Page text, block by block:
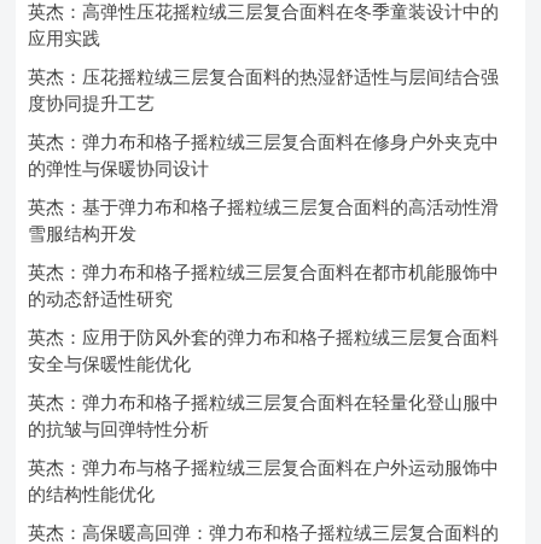
英杰：高弹性压花摇粒绒三层复合面料在冬季童装设计中的
应用实践
英杰：压花摇粒绒三层复合面料的热湿舒适性与层间结合强
度协同提升工艺
英杰：弹力布和格子摇粒绒三层复合面料在修身户外夹克中
的弹性与保暖协同设计
英杰：基于弹力布和格子摇粒绒三层复合面料的高活动性滑
雪服结构开发
英杰：弹力布和格子摇粒绒三层复合面料在都市机能服饰中
的动态舒适性研究
英杰：应用于防风外套的弹力布和格子摇粒绒三层复合面料
安全与保暖性能优化
英杰：弹力布和格子摇粒绒三层复合面料在轻量化登山服中
的抗皱与回弹特性分析
英杰：弹力布与格子摇粒绒三层复合面料在户外运动服饰中
的结构性能优化
英杰：高保暖高回弹：弹力布和格子摇粒绒三层复合面料的